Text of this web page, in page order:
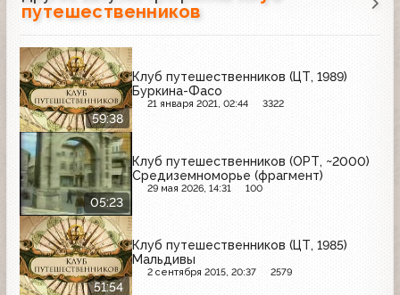
путешественников
59:38
Клуб путешественников (ЦТ, 1989)
Буркина-Фасо
21 января 2021, 02:44 3322
05:23
Клуб путешественников (ОРТ, ~2000)
Средиземноморье (фрагмент)
29 мая 2026, 14:31 100
51:54
Клуб путешественников (ЦТ, 1985)
Мальдивы
2 сентября 2015, 20:37 2579